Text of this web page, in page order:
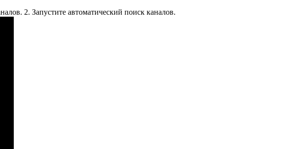
2. Запустите автоматический поиск каналов.